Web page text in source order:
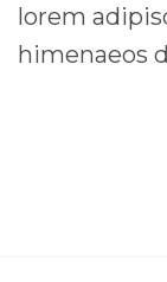
lorem
himenaeos